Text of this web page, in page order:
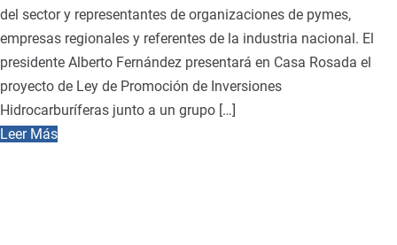
del sector y representantes de organizaciones de pymes,
empresas regionales y referentes de la industria nacional. El
presidente Alberto Fernández presentará en Casa Rosada el
proyecto de Ley de Promoción de Inversiones
Hidrocarburíferas junto a un grupo […]
Leer Más